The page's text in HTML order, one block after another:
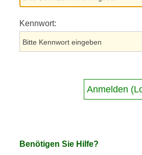
Kennwort:
Benötigen Sie Hilfe?